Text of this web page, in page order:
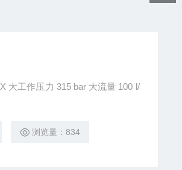
大工作压力 315 bar 大流量 100 l/
浏览量：834